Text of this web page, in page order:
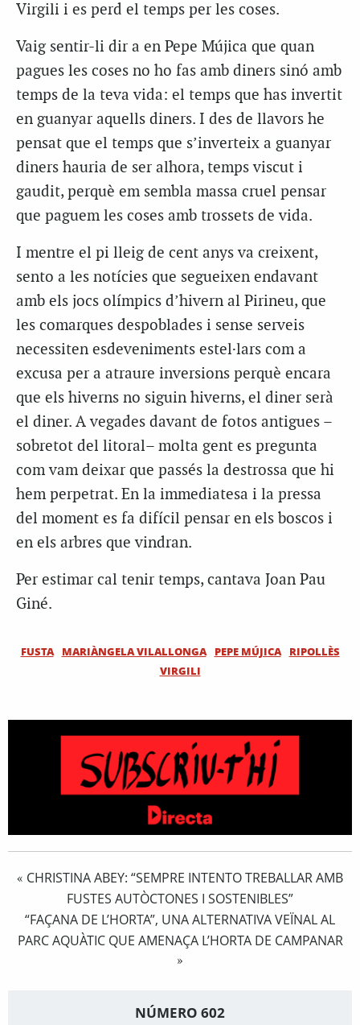
Virgili i es perd el temps per les coses.
Vaig sentir-li dir a en Pepe Mújica que quan
pagues les coses no ho fas amb diners sinó amb
temps de la teva vida: el temps que has invertit
en guanyar aquells diners. I des de llavors he
pensat que el temps que s’inverteix a guanyar
diners hauria de ser alhora, temps viscut i
gaudit, perquè em sembla massa cruel pensar
que paguem les coses amb trossets de vida.
I mentre el pi lleig de cent anys va creixent,
sento a les notícies que segueixen endavant
amb els jocs olímpics d’hivern al Pirineu, que
les comarques despoblades i sense serveis
necessiten esdeveniments estel·lars com a
excusa per a atraure inversions perquè encara
que els hiverns no siguin hiverns, el diner serà
el diner. A vegades davant de fotos antigues –
sobretot del litoral– molta gent es pregunta
com vam deixar que passés la destrossa que hi
hem perpetrat. En la immediatesa i la pressa
del moment es fa difícil pensar en els boscos i
en els arbres que vindran.
Per estimar cal tenir temps, cantava Joan Pau
Giné.
FUSTA MARIÀNGELA VILALLONGA PEPE MÚJICA
RIPOLLÈS
VIRGILI
« CHRISTINA ABEY: “SEMPRE INTENTO TREBALLAR AMB
FUSTES AUTÒCTONES I SOSTENIBLES”
“FAÇANA DE L’HORTA”, UNA ALTERNATIVA VEÏNAL AL
PARC AQUÀTIC QUE AMENAÇA L’HORTA DE CAMPANAR
»
NÚMERO 602